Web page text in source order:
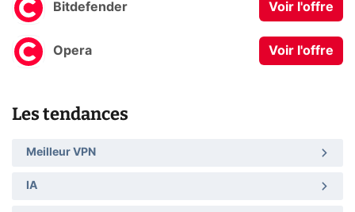
Bitdefender Voir l'offre
Opera Voir l'offre
Les tendances
Meilleur VPN
IA